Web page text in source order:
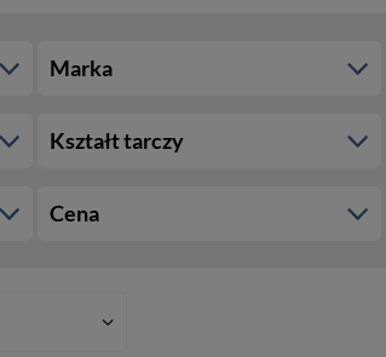
Marka
Kształt tarczy
Cena